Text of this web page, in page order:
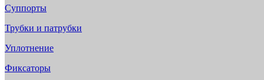
Суппорты
Трубки и патрубки
Уплотнение
Фиксаторы